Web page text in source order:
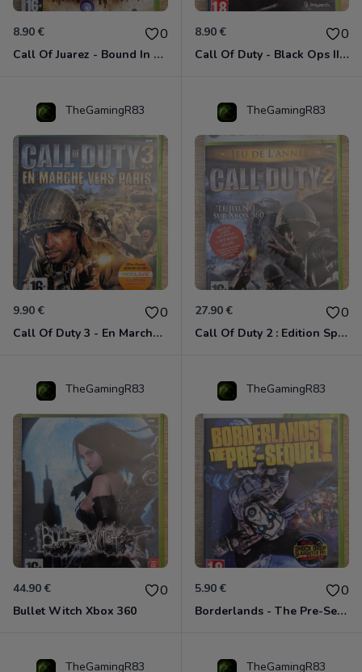
8.90 € 0
Call Of Juarez - Bound In Blood Xbox 360
8.90 € 0
Call Of Duty - Black Ops II Xbox 360
TheGamingR83
9.90 € 0
Call Of Duty 3 - En Marche Vers Paris Xbox 360
TheGamingR83
27.90 € 0
Call Of Duty 2 : Edition Spéciale Xbox 360 GOTY
TheGamingR83
44.90 € 0
Bullet Witch Xbox 360
TheGamingR83
5.90 € 0
Borderlands - The Pre-Sequel ! Xbox 360
TheGamingR83 TheGamingR83